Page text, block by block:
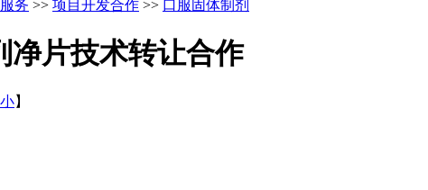
务 >> 项目开发合作 >> 口服固体制剂
净片技术转让合作
小】